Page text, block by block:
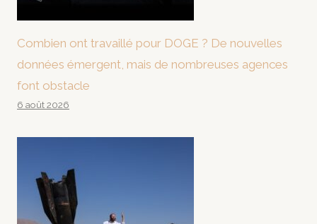
Combien ont travaillé pour DOGE ? De nouvelles
données émergent, mais de nombreuses agences
font obstacle
6 août 2026